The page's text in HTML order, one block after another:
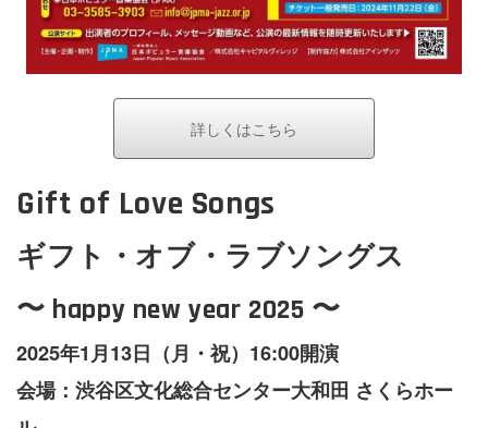
詳しくはこちら
Gift of Love Songs
ギフト・オブ・ラブソングス
〜 happy new year 2025 〜
2025年1月13日（月・祝）16:00開演
会場：渋谷区文化総合センター大和田 さくらホー